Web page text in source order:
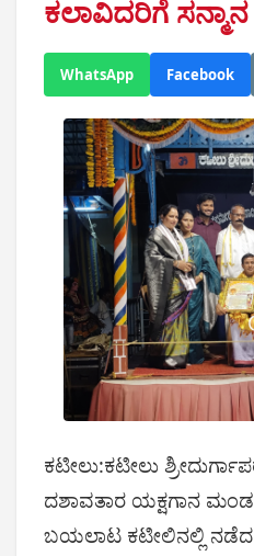
ಕಲಾವಿದರಿಗೆ ಸನ್ಮಾನ
WhatsApp Facebook
ಕಟೀಲು:ಕಟೀಲು
ದಶಾವತಾರ ಯಕ್ಷಗಾನ
ಬಯಲಾಟ ಕಟೀಲಿನಲ್ಲಿ